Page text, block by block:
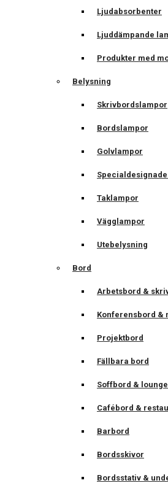
Ljudabsorbenter
Ljuddämpande
Produkter med
Belysning
Skrivbordslampor
Bordslampor
Golvlampor
Taklampor
Vägglampor
Utebelysning
Bord
Arbetsbord &
Konferensbord &
Projektbord
Fällbara bord
Soffbord &
Cafébord &
Barbord
Bordsskivor
Bordsstativ &